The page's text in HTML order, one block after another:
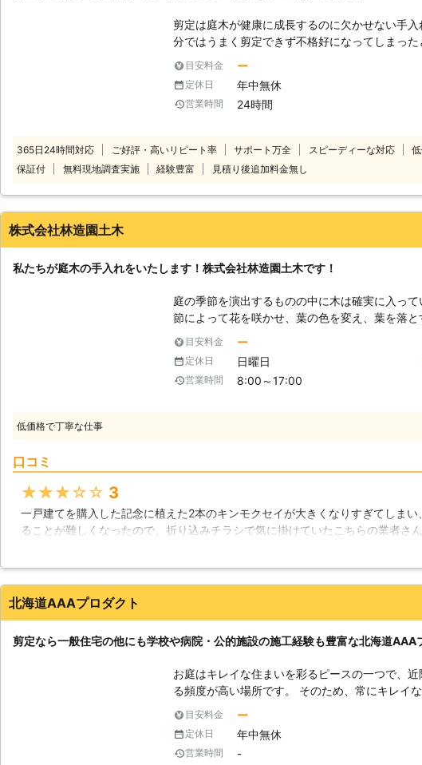
剪定は庭木が健康に成長するのに欠かせない手入れ方法で
分ではうまく剪定できず不格好になってしまっ
でしょうか？ 思ったように剪定できず、不満な結果になってしまうのであ
れば、プロの業者に依頼してキレイな庭木にしてもら
頼めば見た目だけでなく、今後の生長に合わせた
す。 剪定110番では、年間10,000件以上のお庭に関するご依頼に対応して
実績豊富なお庭のスペシャリスト！ 迅速・丁寧
のご要望に沿った形で作業に取り掛からせてもら
せください。 日本全国の多くの加盟店と提携しておりますので、迅速に対
応することが可能です。 このような時はお任せください ・電線に樹木の枝
が引っ掛かりそうで悩んでいる ・来客に備えて
110番は、お客様から高い評価をいただき、 「剪
ルセンター満足度97%」を獲得しました！ ※弊社受
れからもお客様に高品質なサービスを提供でき
ますので、剪定110番をよろしくお願いいたしま
目安料金 ー
定休日 年中無休
営業時間 24時間
365日24時間対応 ご好評・高いリピート率 サポート万全 スピーディーな対応
保証付
無料現地調査実施 経験豊富 見積り後追加料金無し
株式会社林造園土木
私たちが庭木の手入れをいたします！株式会社林造園土木です！
庭の季節を演出するものの中に木は確実に入っ
節によって花を咲かせ、葉の色を変え、葉を落
るため、見ているだけでも四季を感じることがで
だ見ているだけでは木は悪くなる一方になります
のはありのままの自然の状態ではなく、よく管理
える作業については色々ありますが、庭木の管理
つかなかったりと見た目がかなり悪くなってし
感じたのであれば、私たち株式会社林造園土木に
い。造園業者として、これまで数々の庭で仕事を
多く行っており、問題なく作業をこなしておりま
の経験や技術を活かし、皆さまの庭をより良く
問い合わせをお願いいたします。
目安料金 ー
定休日 日曜日
営業時間 8:00～17:00
低価格で丁寧な仕事
口コミ
★★★★★ 3
一戸建てを購入した記念に植えた2本のキンモクセイが大きくなりすぎてしま
ることが難しくなったので、折り込みチラシで気に掛けていたこちらの業者さ
た。専門家に手入れを依頼することは初めてだった為、色々ネットで勉強した
て頂けました。とても満足出来ましたし、今後も定期的にお願いしたいと思いま
北海道 河東郡音更町 2016年12月20日
北海道AAAプロダクト
剪定なら一般住宅の他にも学校や病院・公的施設の施工経験も豊富な北海道AAA
お庭はキレイな住まいを彩るピースの一つで、
る頻度が高い場所です。 そのため、常にキレイ
庭木や生垣などのお手入れは定期的におこなって
お庭を放置していると、風通しや日差しが悪くな
り、庭木や生垣が育ちすぎた結果、近隣スペース
になることも。 そういったトラブルを避けるためにも定期的に剪定をおこ
目安料金 ー
定休日 年中無休
営業時間 -